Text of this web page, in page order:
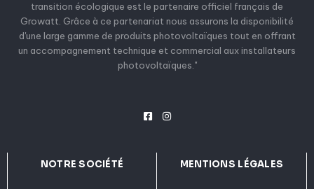
transition écologique est le partenaire officiel français de
Growatt. Grâce à ce partenariat nous assurons la disponibilité
d'une large gamme de produits photovoltaïques tout en offrant
un accompagnement technique et commercial aux installateurs
photovoltaïques."
NOTRE SOCIÉTÉ MENTIONS LÉGALES